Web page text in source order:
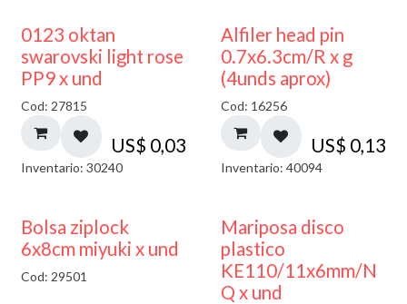
0123 oktan
swarovski light rose
PP9 x und
Cod: 27815
US$ 0,03
Inventario: 30240
Alfiler head pin
0.7x6.3cm/R x g
(4unds aprox)
Cod: 16256
US$ 0,13
Inventario: 40094
¡NUEVO!
Bolsa ziplock
6x8cm miyuki x und
Cod: 29501
Mariposa disco
plastico
KE110/11x6mm/N
Q x und